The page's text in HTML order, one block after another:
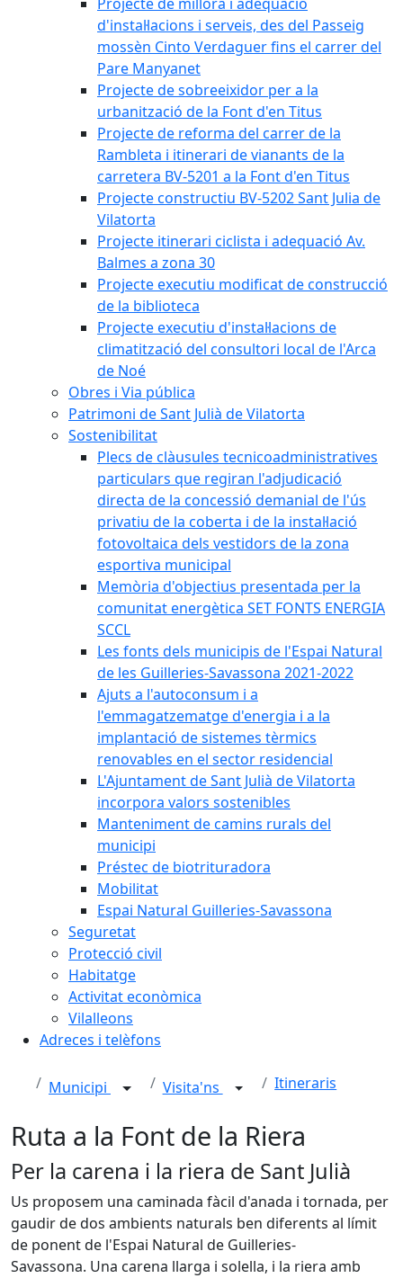
d'instal·lacions i serveis, des del Passeig
mossèn Cinto Verdaguer fins el carrer del
Pare Manyanet
Projecte de sobreeixidor per a la
urbanització de la Font d'en Titus
Projecte de reforma del carrer de la
Rambleta i itinerari de vianants de la
carretera BV-5201 a la Font d'en Titus
Projecte constructiu BV-5202 Sant Julia de
Vilatorta
Projecte itinerari ciclista i adequació Av.
Balmes a zona 30
Projecte executiu modificat de construcció
de la biblioteca
Projecte executiu d'instal·lacions de
climatització del consultori local de l'Arca
de Noé
Obres i Via pública
Patrimoni de Sant Julià de Vilatorta
Sostenibilitat
Plecs de clàusules tecnicoadministratives
particulars que regiran l'adjudicació
directa de la concessió demanial de l'ús
privatiu de la coberta i de la instal·lació
fotovoltaica dels vestidors de la zona
esportiva municipal
Memòria d'objectius presentada per la
comunitat energètica SET FONTS ENERGIA
SCCL
Les fonts dels municipis de l'Espai Natural
de les Guilleries-Savassona 2021-2022
Ajuts a l'autoconsum i a
l'emmagatzematge d'energia i a la
implantació de sistemes tèrmics
renovables en el sector residencial
L'Ajuntament de Sant Julià de Vilatorta
incorpora valors sostenibles
Manteniment de camins rurals del
municipi
Préstec de biotrituradora
Mobilitat
Espai Natural Guilleries-Savassona
Seguretat
Protecció civil
Habitatge
Activitat econòmica
Vilalleons
Adreces i telèfons
Municipi Visita'ns Itineraris
Ruta a la Font de la Riera
Per la carena i la riera de Sant Julià
Us proposem una caminada fàcil d'anada i tornada, per
gaudir de dos ambients naturals ben diferents al límit
de ponent de l'Espai Natural de Guilleries-
Savassona. Una carena llarga i solella, i la riera amb